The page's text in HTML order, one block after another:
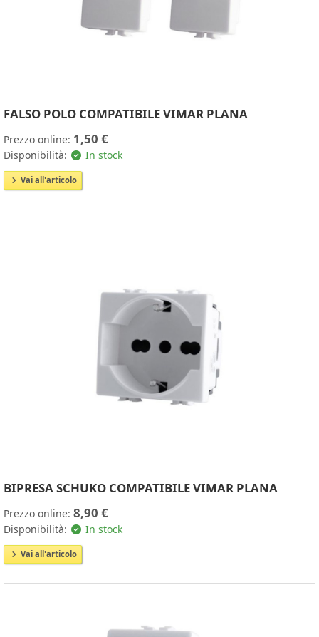
FALSO POLO COMPATIBILE VIMAR PLANA
Prezzo online: 1,50 €
Disponibilità: In stock
Vai all'articolo
BIPRESA SCHUKO COMPATIBILE VIMAR PLANA
Prezzo online: 8,90 €
Disponibilità: In stock
Vai all'articolo